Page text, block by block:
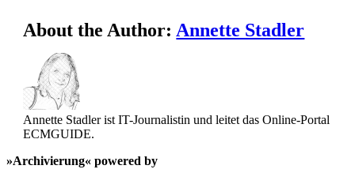
About the Author: Annette Stadler
Annette Stadler ist IT-Journalistin und leitet das Online-Portal
ECMGUIDE.
»Archivierung« powered by